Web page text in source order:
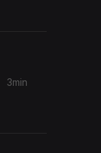
3min